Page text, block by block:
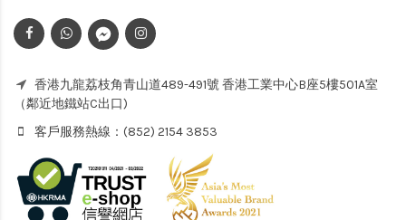
香港九龍荔枝角青山道489-491號 香港工業中心B座5樓501A室
（鄰近地鐵站C出口)
客戶服務熱線：(852) 2154 3853